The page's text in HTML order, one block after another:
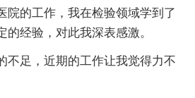
院的工作，我在检验领域学到了
的经验，对此我深表感激。
不足，近期的工作让我觉得力不